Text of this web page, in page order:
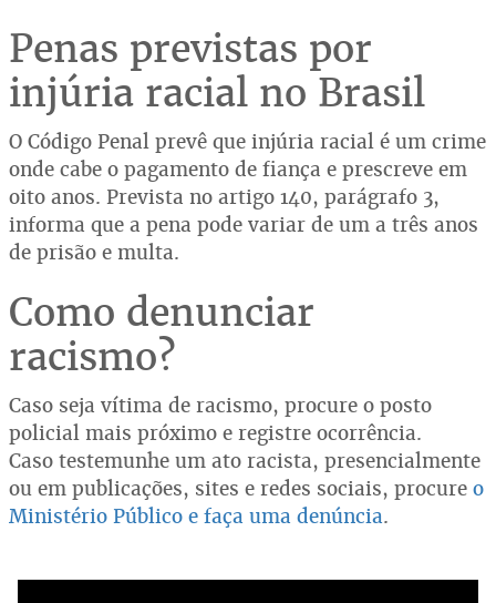
Penas previstas por
injúria racial no Brasil
O Código Penal prevê que injúria racial é um crime
onde cabe o pagamento de fiança e prescreve em
oito anos. Prevista no artigo 140, parágrafo 3,
informa que a pena pode variar de um a três anos
de prisão e multa.
Como denunciar
racismo?
Caso seja vítima de racismo, procure o posto
policial mais próximo e registre ocorrência.
Caso testemunhe um ato racista, presencialmente
ou em publicações, sites e redes sociais, procure o
Ministério Público e faça uma denúncia.